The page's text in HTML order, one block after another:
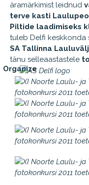
Organize
äramärkimist leidnud
terve kasti
Piltide laadimiseks
tuleb Delfi keskkonda
SA Tallinna
tänu selleaastastele